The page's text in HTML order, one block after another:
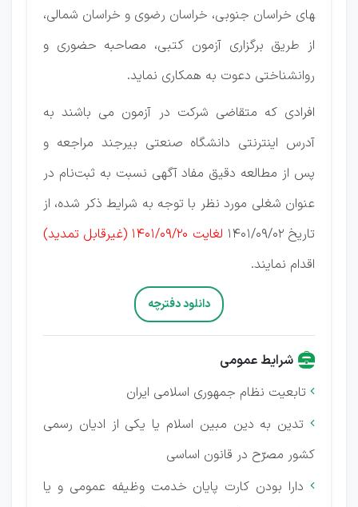
های خراسان جنوبی، خراسان رضوی و خراسان شمالی،
از طریق برگزاری آزمون کتبی، مصاحبه حضوری و
روانشناختی دعوت به همکاری نماید.
افرادی­ که متقاضی شرکت در آزمون می باشند به
آدرس اینترنتی دانشگاه صنعتی بیرجند مراجعه و
پس از مطالعه دقیق مفاد آگهی نسبت به ثبت‌­نام در
عنوان شغلی مورد نظر با توجه به شرایط ذکر شده، از
تاریخ 1401/09/02
لغایت 1401/09/20 (غیرقابل تمدید)
اقدام نمایند.
دانلود دفترچه
شرایط عمومی
 تابعیت نظام جمهوری اسلامی ایران
 تدین به دین مبین اسلام یا یکی از ادیان رسمی
کشور مصرّح در قانون اساسی
 دارا بودن کارت پایان خدمت وظیفه عمومی و یا